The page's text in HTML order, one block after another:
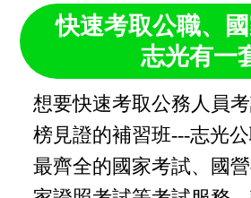
快速考取公職、國
志光有一
想要快速考取公務人員
榜見證的補習班---志光
最齊全的國家考試、國